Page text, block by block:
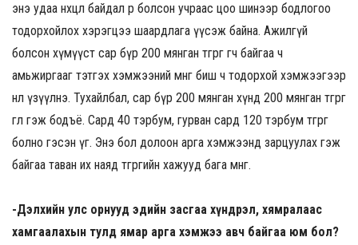
энэ удаа нөхцөл байдал өөр болсон учраас цоо шинээр бодлогоо
тодорхойлох хэрэгцээ шаардлага үүсэж байна. Ажилгүй
болсон хүмүүст сар бүр 200 мянган төгрөг өгч байгаа ч
амьжиргааг тэтгэх хэмжээний мөнгө биш ч тодорхой хэмжээгээр
нөлөө үзүүлнэ. Тухайлбал, сар бүр 200 мянган хүнд 200 мянган төгрөг
өглөө гэж бодъё. Сард 40 тэрбум, гурван сард 120 тэрбум төгрөг
болно гэсэн үг. Энэ бол долоон арга хэмжээнд зарцуулах гэж
байгаа таван их наяд төгрөгийн хажууд бага мөнгө.
-Дэлхийн улс орнууд эдийн засгаа хүндрэл, хямралаас
хамгаалахын тулд ямар арга хэмжээ авч байгаа юм бол?